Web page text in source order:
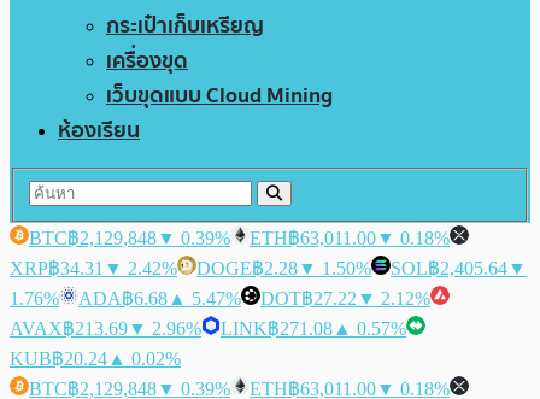
กระเป๋าเก็บเหรียญ
เครื่องขุด
เว็บขุดแบบ Cloud Mining
ห้องเรียน
BTC฿2,129,848▼ 0.39% ETH฿63,011.00▼ 0.18%
XRP฿34.31 ▼ 2.42% DOGE฿2.28▼ 1.50% SOL฿2,405.64▼
1.76%
ADA฿6.68 ▲ 5.47% DOT฿27.22 ▼ 2.12%
AVAX฿213.69▼ 2.96% LINK฿271.08 ▲ 0.57%
KUB฿20.24 ▲ 0.02%
BTC฿2,129,848▼ 0.39% ETH฿63,011.00▼ 0.18%